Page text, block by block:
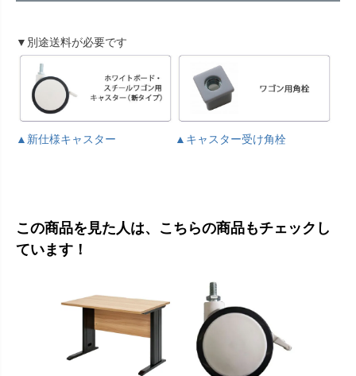
▼別途送料が必要です
▲新仕様キャスター ▲キャスター受け角栓
この商品を見た人は、こちらの商品もチェックし
ています！